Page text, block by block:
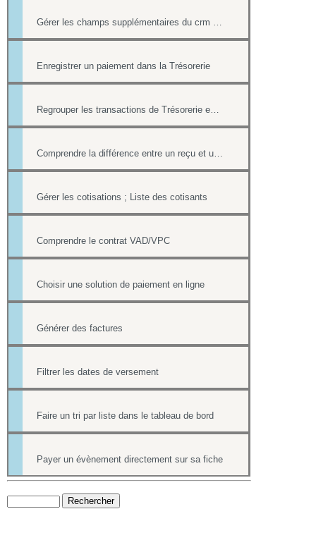
Gérer les champs supplémentaires du crm et de la trésorerie
Enregistrer un paiement dans la Trésorerie
Regrouper les transactions de Trésorerie en LOTS
Comprendre la différence entre un reçu et une facture
Gérer les cotisations ; Liste des cotisants
Comprendre le contrat VAD/VPC
Choisir une solution de paiement en ligne
Générer des factures
Filtrer les dates de versement
Faire un tri par liste dans le tableau de bord
Payer un évènement directement sur sa fiche